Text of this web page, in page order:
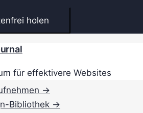
für effektivere Websites
→
Bibliothek →